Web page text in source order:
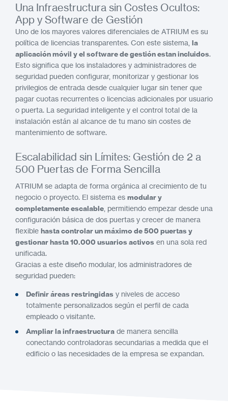
Una Infraestructura sin Costes Ocultos:
App y Software de Gestión
Uno de los mayores valores diferenciales de ATRIUM es su
política de licencias transparentes. Con este sistema, la
aplicación móvil y el software de gestión estan incluidos.
Esto significa que los instaladores y administradores de
seguridad pueden configurar, monitorizar y gestionar los
privilegios de entrada desde cualquier lugar sin tener que
pagar cuotas recurrentes o licencias adicionales por usuario
o puerta. La seguridad inteligente y el control total de la
instalación están al alcance de tu mano sin costes de
mantenimiento de software.
Escalabilidad sin Límites: Gestión de 2 a
500 Puertas de Forma Sencilla
ATRIUM se adapta de forma orgánica al crecimiento de tu
negocio o proyecto. El sistema es modular y
completamente escalable , permitiendo empezar desde una
configuración básica de dos puertas y crecer de manera
flexible hasta controlar un máximo de 500 puertas y
gestionar hasta 10.000 usuarios activos en una sola red
unificada.
Gracias a este diseño modular, los administradores de
seguridad pueden:
Definir áreas restringidas y niveles de acceso
totalmente personalizados según el perfil de cada
empleado o visitante.
Ampliar la infraestructura de manera sencilla
conectando controladoras secundarias a medida que el
edificio o las necesidades de la empresa se expandan.